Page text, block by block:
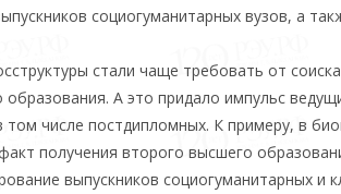
социогуманитарных вузов, а
стали чаще требовать от
образования. А это придало импульс
числе постдипломных. К примеру, в
получения второго высшего
выпускников социогуманитарных и